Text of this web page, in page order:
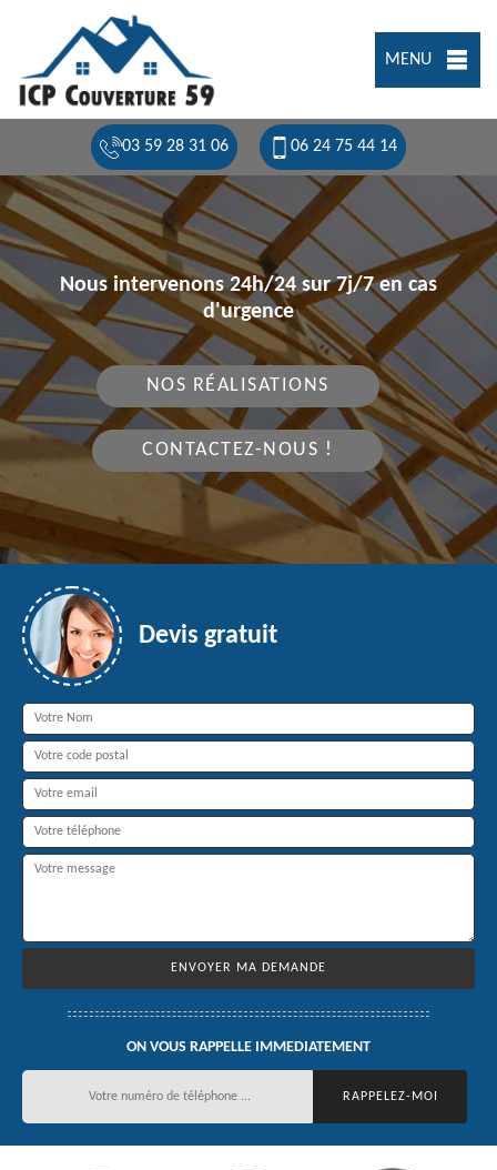
MENU
03 59 28 31 06 06 24 75 44 14
Nous intervenons 24h/24 sur 7j/7 en cas
d'urgence
NOS RÉALISATIONS
CONTACTEZ-NOUS !
Devis gratuit
ON VOUS RAPPELLE IMMEDIATEMENT